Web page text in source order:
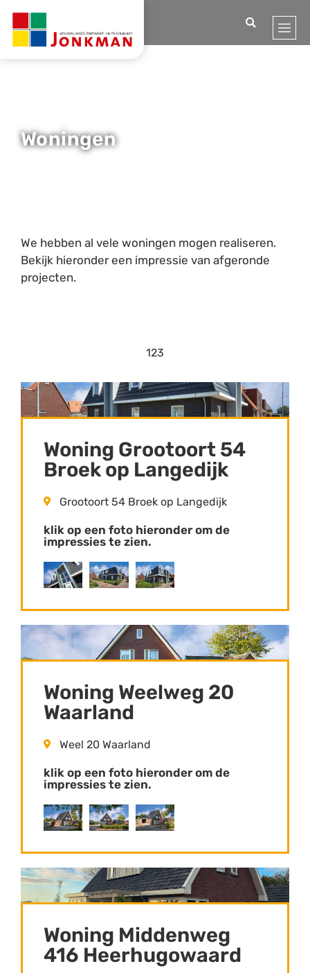
Woningen
We hebben al vele woningen mogen realiseren.
Bekijk hieronder een impressie van afgeronde
projecten.
123
Woning Grootoort 54
Broek op Langedijk
Grootoort 54 Broek op Langedijk
klik op een foto hieronder om de
impressies te zien.
Woning Weelweg 20
Waarland
Weel 20 Waarland
klik op een foto hieronder om de
impressies te zien.
Woning Middenweg
416 Heerhugowaard